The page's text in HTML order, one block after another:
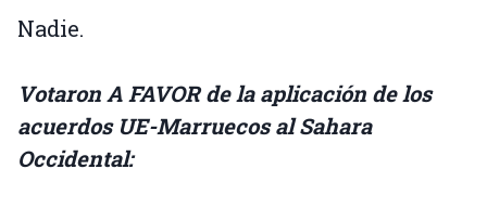
Nadie.
Votaron A FAVOR de la aplicación de los
acuerdos UE-Marruecos al Sahara
Occidental: